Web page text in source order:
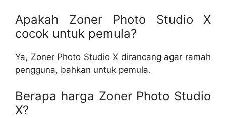
Apakah Zoner Photo Studio X
cocok untuk pemula?
Ya, Zoner Photo Studio X dirancang agar ramah
pengguna, bahkan untuk pemula.
Berapa harga Zoner Photo Studio
X?